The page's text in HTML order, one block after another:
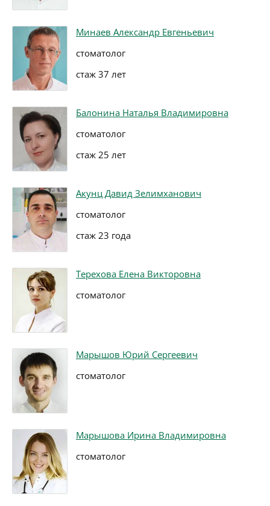
Минаев Александр Евгеньевич
стоматолог
стаж 37 лет
Балонина Наталья Владимировна
стоматолог
стаж 25 лет
Акунц Давид Зелимханович
стоматолог
стаж 23 года
Терехова Елена Викторовна
стоматолог
Марышов Юрий Сергеевич
стоматолог
Марышова Ирина Владимировна
стоматолог